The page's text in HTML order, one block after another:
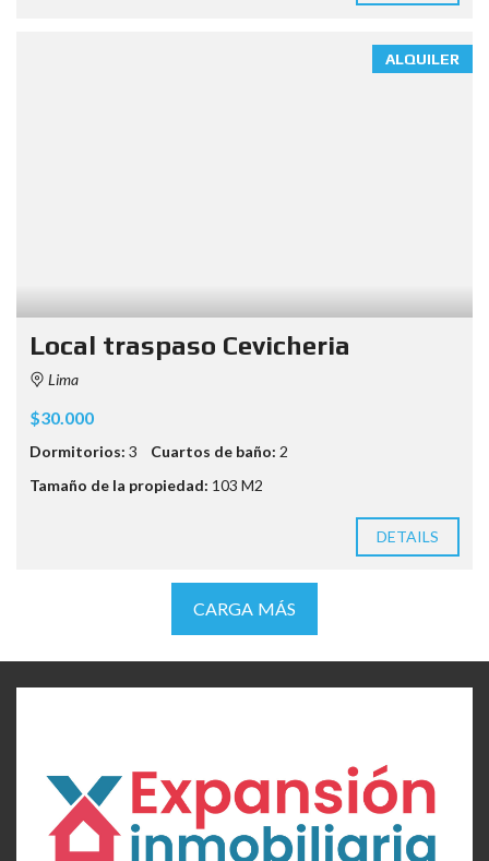
ALQUILER
Local traspaso Cevicheria
Lima
$30.000
Dormitorios: 3 Cuartos de baño: 2
Tamaño de la propiedad: 103 M2
DETAILS
CARGA MÁS